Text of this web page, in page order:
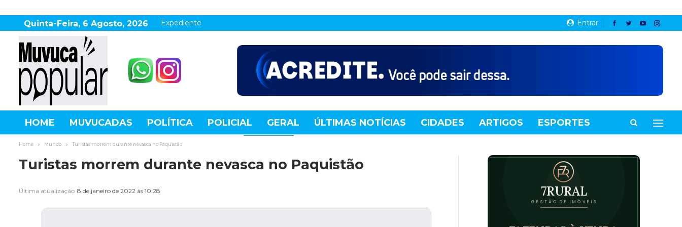
Entrar
Quinta-Feira, 6 Agosto, 2026 Expediente
HOME MUVUCADAS POLÍTICA POLICIAL GERAL ÚLTIMAS NOTÍCIAS CIDADES ARTIGOS ESPORTES
AGRONEGÓCIO DESTAQUES
Home Mundo Turistas morrem durante nevasca no Paquistão
Turistas morrem durante nevasca no Paquistão
Última atualização 8 de janeiro de 2022 às 10:28